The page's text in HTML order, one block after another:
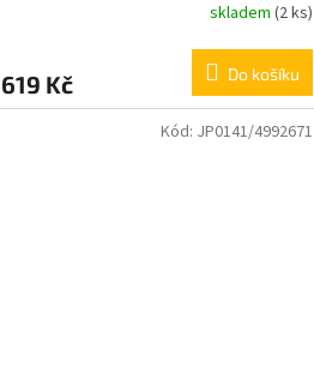
skladem (2 ks)
619 Kč Do košíku
Kód: JP0141/4992671